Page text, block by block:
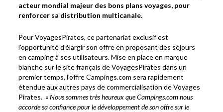
acteur mondial majeur des bons plans voyages, pour
renforcer sa distribution multicanale.
Pour VoyagesPirates, ce partenariat exclusif est
l’opportunité d’élargir son offre en proposant des séjours
en camping à ses utilisateurs. Mise en place en marque
blanche sur le site français de VoyagesPirates dans un
premier temps, l’offre Campings.com sera rapidement
étendue aux autres pays de commercialisation de Voyages
Pirates. «Nous sommes très heureux que Campings.com nous
accorde sa confiance pour le développement de son offre sur le